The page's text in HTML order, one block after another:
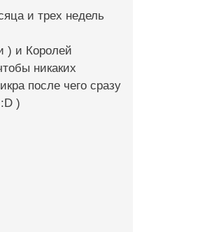
и трех недель
) и Королей
никаких
после чего сразу
)